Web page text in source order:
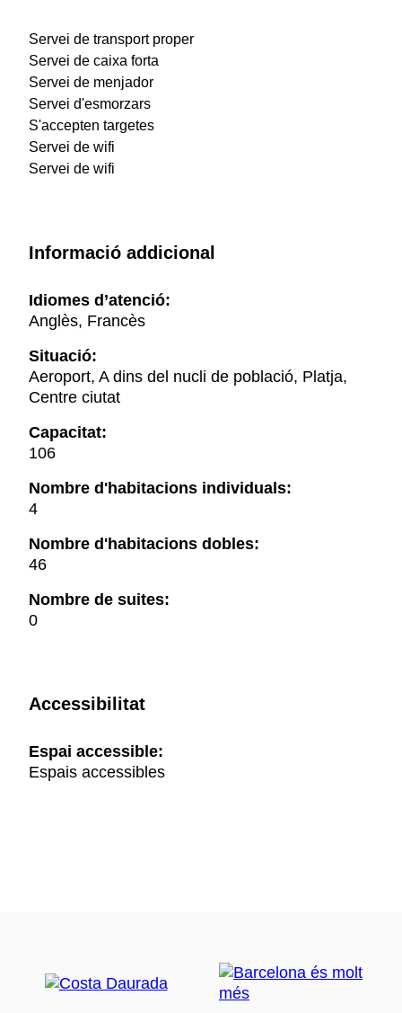
Servei de transport proper
Servei de caixa forta
Servei de menjador
Servei d'esmorzars
S'accepten targetes
Servei de wifi
Servei de wifi
Informació addicional
Idiomes d’atenció:
Anglès, Francès
Situació:
Aeroport, A dins del nucli de població, Platja,
Centre ciutat
Capacitat:
106
Nombre d'habitacions individuals:
4
Nombre d'habitacions dobles:
46
Nombre de suites:
0
Accessibilitat
Espai accessible:
Espais accessibles